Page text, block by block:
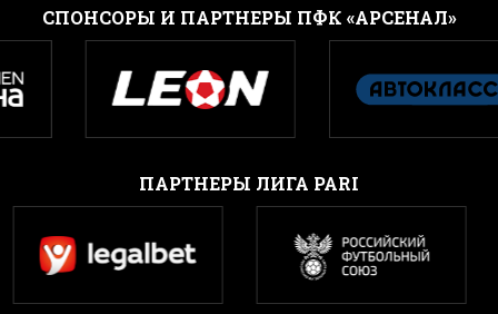
CПОНСОРЫ И ПАРТНЕРЫ ПФК «АРСЕНАЛ»
ПАРТНЕРЫ ЛИГА PARI